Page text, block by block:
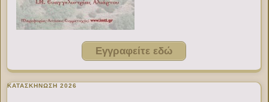
Εγγραφείτε εδώ
ΚΑΤΑΣΚΗΝΩΣΗ 2026